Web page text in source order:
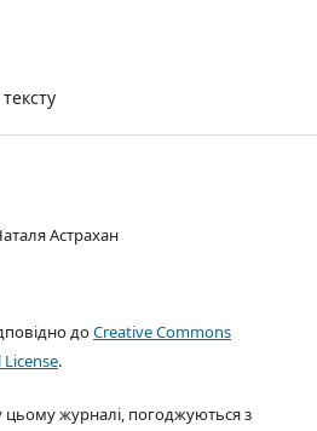
Астрахан
доCreative Commons
.
цьому журналі, погоджуються з